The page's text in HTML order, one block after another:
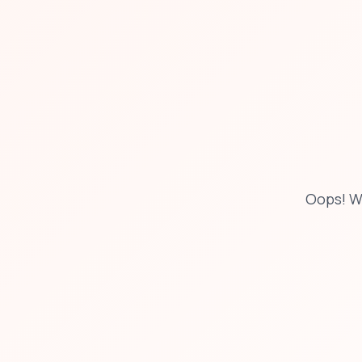
Oops!